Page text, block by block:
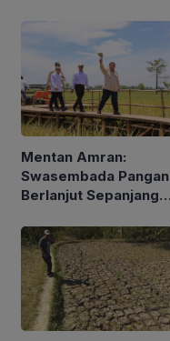
Mentan Amran:
Swasembada Pangan
Berlanjut Sepanjang